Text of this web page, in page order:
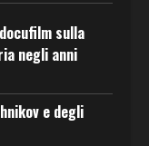
sulla
negli anni
e degli